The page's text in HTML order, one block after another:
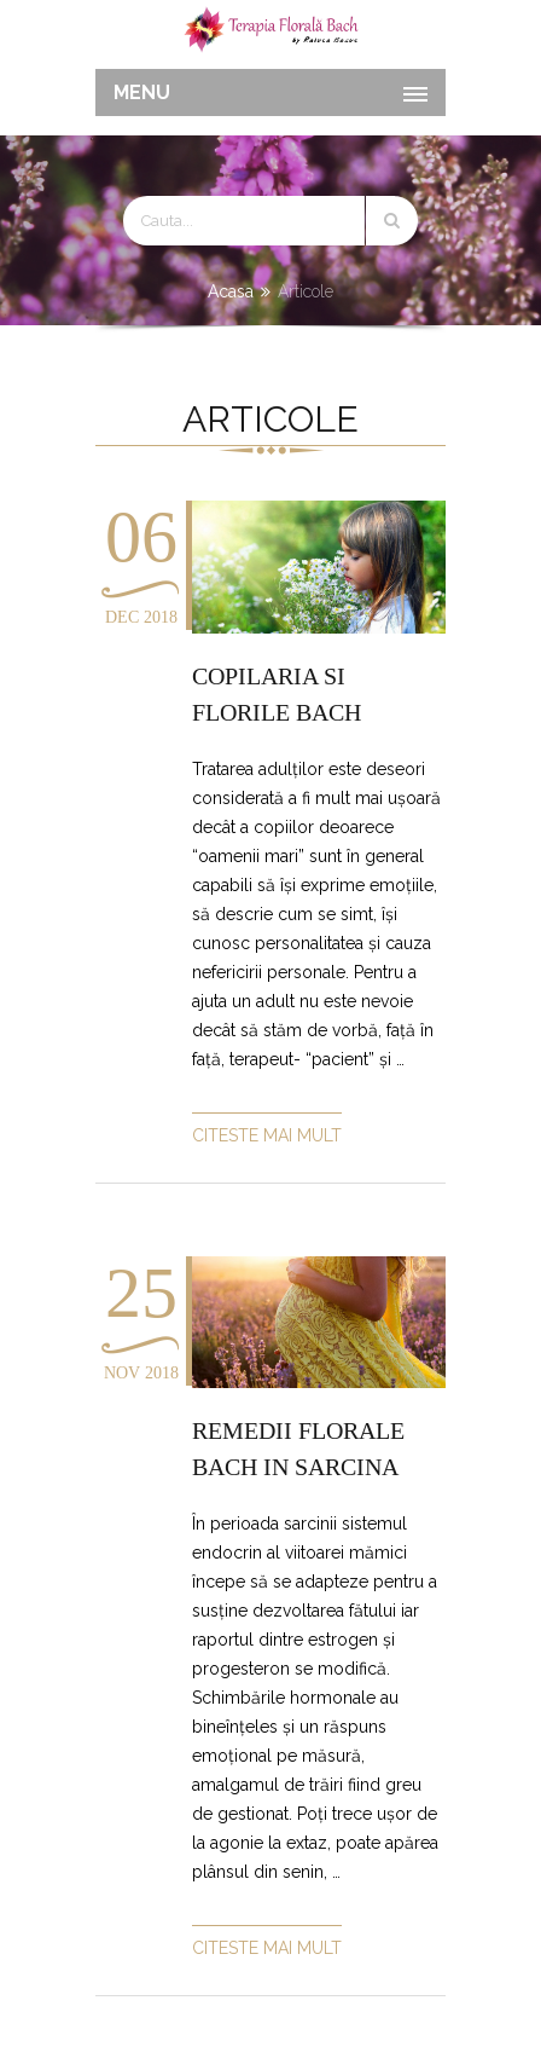
MENU
Acasa Articole
ARTICOLE
06
DEC 2018
COPILARIA SI
FLORILE BACH
Tratarea adulților este deseori
considerată a fi mult mai ușoară
decât a copiilor deoarece
“oamenii mari” sunt în general
capabili să își exprime emoțiile,
să descrie cum se simt, își
cunosc personalitatea și cauza
nefericirii personale. Pentru a
ajuta un adult nu este nevoie
decât să stăm de vorbă, față în
față, terapeut- “pacient” și …
CITESTE MAI MULT
25
NOV 2018
REMEDII FLORALE
BACH IN SARCINA
În perioada sarcinii sistemul
endocrin al viitoarei mămici
începe să se adapteze pentru a
susține dezvoltarea fătului iar
raportul dintre estrogen și
progesteron se modifică.
Schimbările hormonale au
bineînțeles și un răspuns
emoțional pe măsură,
amalgamul de trăiri fiind greu
de gestionat. Poți trece ușor de
la agonie la extaz, poate apărea
plânsul din senin, …
CITESTE MAI MULT